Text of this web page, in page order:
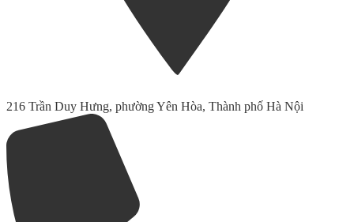
216 Trần Duy Hưng, phường Yên Hòa, Thành phố Hà Nội